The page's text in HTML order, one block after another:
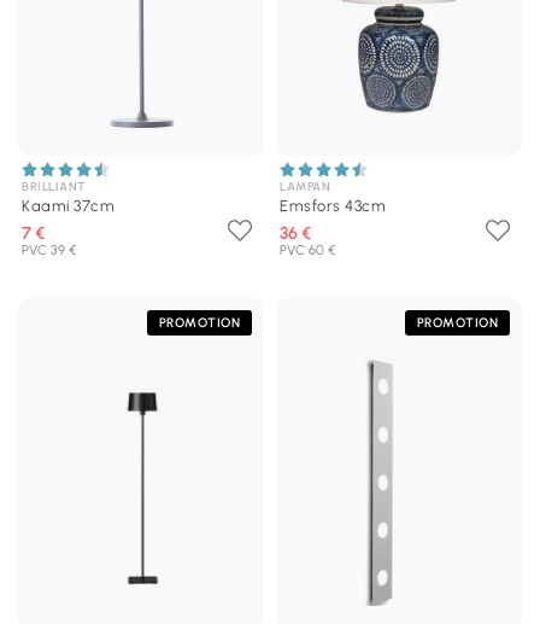
BRILLIANT
Kaami 37cm
7 €
PVC 39 €
LAMPAN
Emsfors 43cm
36 €
PVC 60 €
PROMOTION PROMOTION